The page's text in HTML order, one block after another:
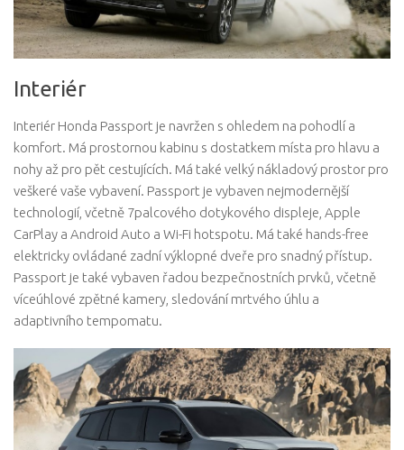
Interiér
Interiér Honda Passport je navržen s ohledem na pohodlí a
komfort. Má prostornou kabinu s dostatkem místa pro hlavu a
nohy až pro pět cestujících. Má také velký nákladový prostor pro
veškeré vaše vybavení. Passport je vybaven nejmodernější
technologií, včetně 7palcového dotykového displeje, Apple
CarPlay a Android Auto a Wi-Fi hotspotu. Má také hands-free
elektricky ovládané zadní výklopné dveře pro snadný přístup.
Passport je také vybaven řadou bezpečnostních prvků, včetně
víceúhlové zpětné kamery, sledování mrtvého úhlu a
adaptivního tempomatu.